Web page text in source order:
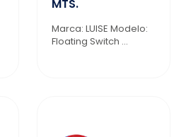
MTS.
Marca: LUISE Modelo:
Floating Switch ...